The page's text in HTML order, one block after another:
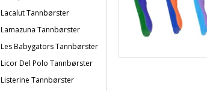
Lacalut Tannbørster
Lamazuna Tannbørster
Les Babygators Tannbørster
Licor Del Polo Tannbørster
Listerine Tannbørster